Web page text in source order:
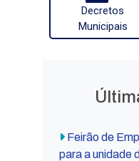
Decretos
Municipais
Feirão de
para a unidade